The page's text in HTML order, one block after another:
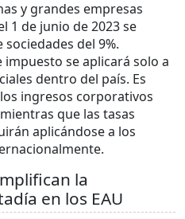
y grandes empresas
1 de junio de 2023 se
del 9%.
se aplicará solo a
dentro del país. Es
ingresos corporativos
que las tasas
aplicándose a los
la
en los EAU